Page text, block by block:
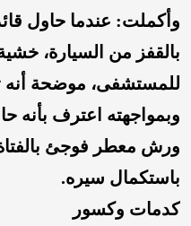
وأكملت: عندما حاول
بالقفز من السيارة،
للمستشفى، موضحة أنه
وبمواجهته اعترف بأنه
ورش معطر فوجئ
باستكمال سيره.
كدمات وكسور